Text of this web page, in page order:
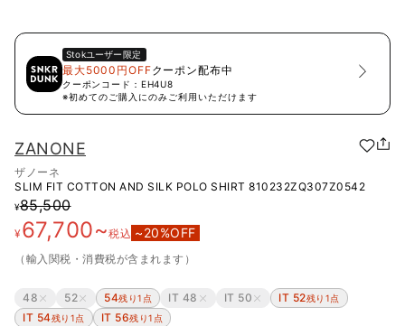
Stokユーザー限定
最大5000円OFFクーポン配布中
クーポンコード： EH4U8
※初めてのご購入にのみご利用いただけます
ZANONE
ザノーネ
SLIM FIT COTTON AND SILK POLO SHIRT 810232ZQ307Z0542
¥85,500
¥67,700~税込 ~20%OFF
（輸入関税・消費税が含まれます）
48 52 54残り1点 IT 48 IT 50 IT 52残り1点
IT 54残り1点 IT 56残り1点